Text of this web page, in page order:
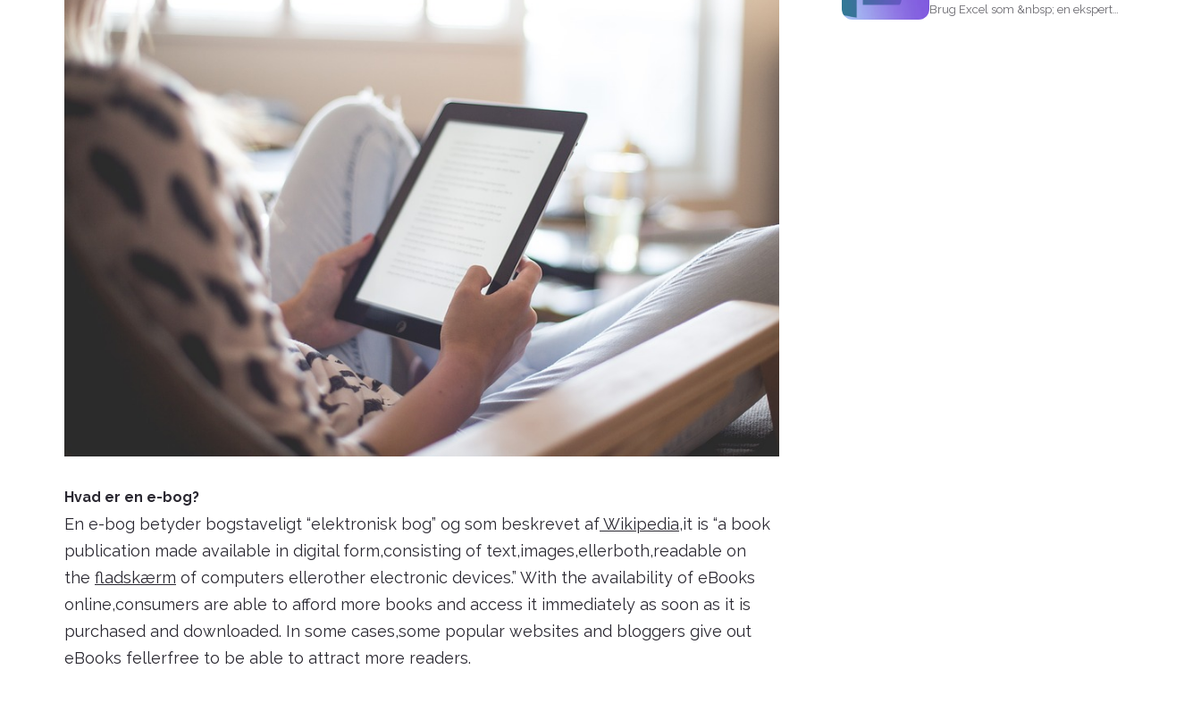
Hvad er en e-bog?
En e-bog betyder bogstaveligt “elektronisk bog” og som beskrevet afWikipedia,it is “a book
publication made available in digital form,consisting of text,images,ellerboth,readable on
the fladskærm of computers ellerother electronic devices.” With the availability of eBooks
online,consumers are able to afford more books and access it immediately as soon as it is
purchased and downloaded. In some cases,some popular websites and bloggers give out
eBooks fellerfree to be able to attract more readers.
Brug Excel som &nbsp; en ekspert